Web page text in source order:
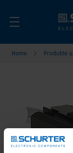
Home Produkte